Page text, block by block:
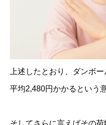
上述したとおり、ダンボ
平均2,480円かかるという
そしてさらに言えばその